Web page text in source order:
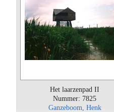
Het laarzenpad II
Nummer: 7825
Ganzeboom, Henk